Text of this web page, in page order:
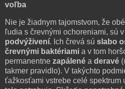
voľba
Nie je žiadnym tajomstvom, že
ľudia s črevnými ochoreniami, sú
podvýživení. Ich črevá sú slabo
črevnými baktériami a v tom
permanentne zapálené a deravé
takmer pravidlo). V takýchto
ťažkosťami vstrebe celé spektrum